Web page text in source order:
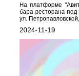
На платформе
бара-ресторана под
ул.
2024-11-19